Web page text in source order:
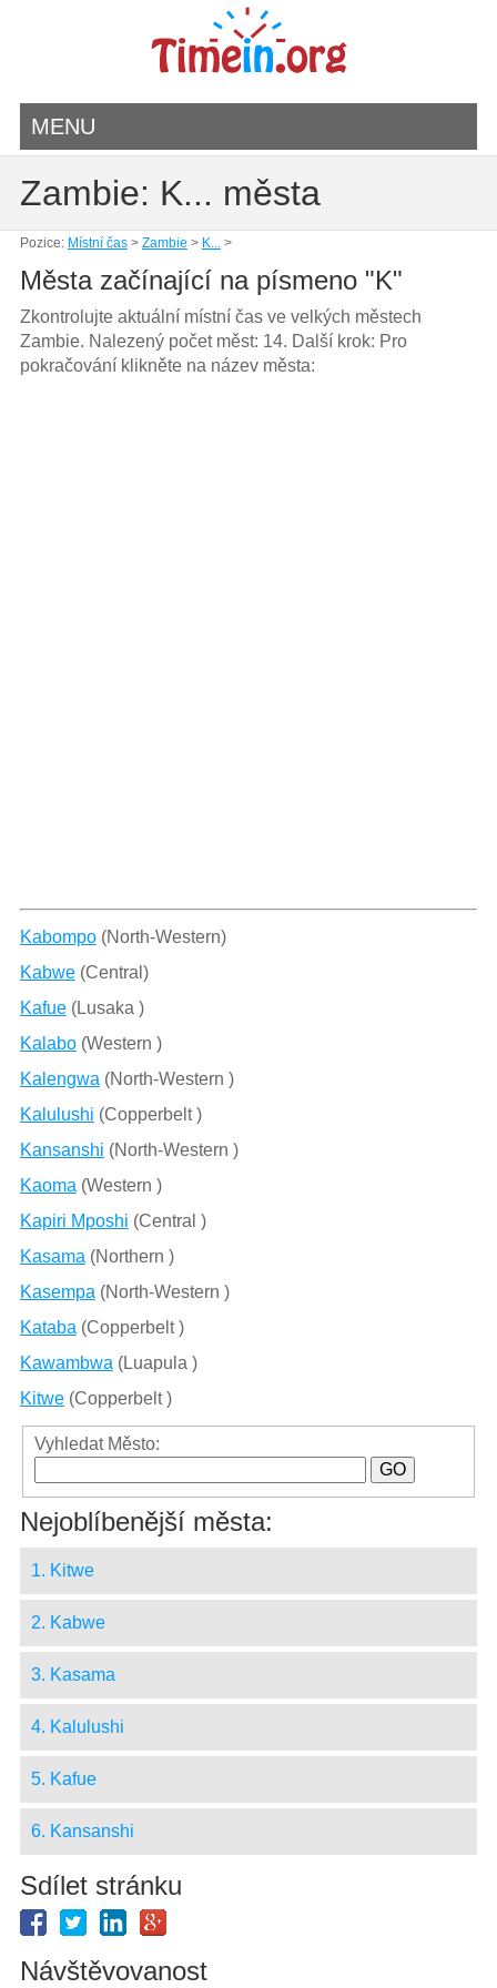
MENU
Zambie: K... města
Pozice: Místní čas> Zambie > K...>
Města začínající na písmeno "K"
Zkontrolujte aktuální místní čas ve velkých městech
Zambie. Nalezený počet měst: 14. Další krok: Pro
pokračování klikněte na název města:
Kabompo(North-Western)
Kabwe(Central)
Kafue(Lusaka )
Kalabo(Western )
Kalengwa (North-Western )
Kalulushi (Copperbelt )
Kansanshi (North-Western )
Kaoma (Western )
Kapiri Mposhi (Central )
Kasama (Northern )
Kasempa (North-Western )
Kataba (Copperbelt )
Kawambwa (Luapula )
Kitwe(Copperbelt )
Vyhledat Město:
Nejoblíbenější města:
1. Kitwe
2. Kabwe
3. Kasama
4. Kalulushi
5. Kafue
6. Kansanshi
Sdílet stránku
Návštěvovanost